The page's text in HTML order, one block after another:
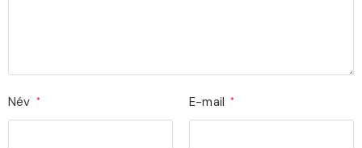
Név * E-mail *